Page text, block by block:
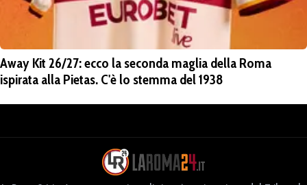
Away Kit 26/27: ecco la seconda maglia della Roma
ispirata alla Pietas. C'è lo stemma del 1938